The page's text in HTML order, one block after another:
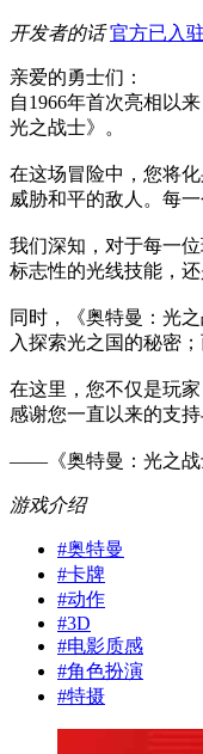
开发者的话 官方已入驻
亲爱的勇士们：
自1966年首次亮相以
光之战士》。
在这场冒险中，您将
威胁和平的敌人。每
我们深知，对于每一
标志性的光线技能，
同时，《奥特曼：光
入探索光之国的秘密
在这里，您不仅是玩
感谢您一直以来的支
——《奥特曼：光之战
游戏介绍
#奥特曼
#卡牌
#动作
#3D
#电影质感
#角色扮演
#特摄